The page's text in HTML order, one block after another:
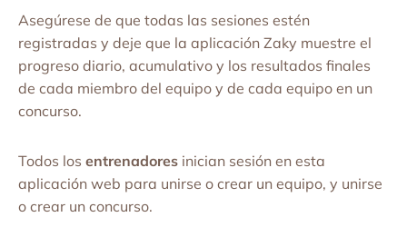
Asegúrese de que todas las sesiones estén
registradas y deje que la aplicación Zaky muestre el
progreso diario, acumulativo y los resultados finales
de cada miembro del equipo y de cada equipo en un
concurso.
Todos los entrenadores inician sesión en esta
aplicación web para unirse o crear un equipo, y unirse
o crear un concurso.